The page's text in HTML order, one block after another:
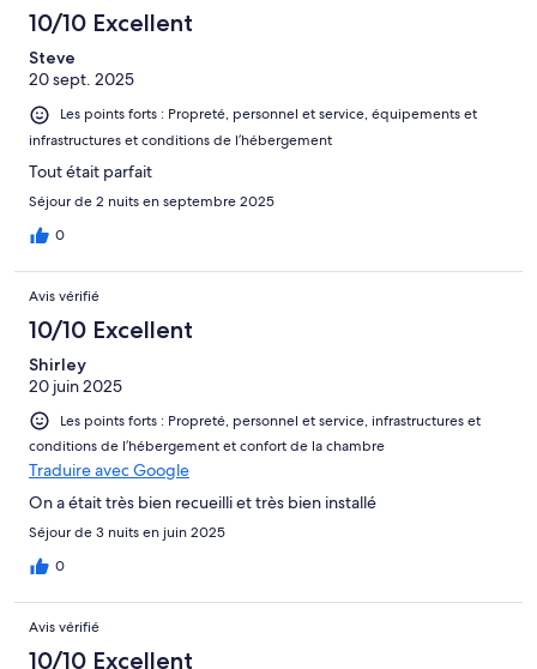
10/10 Excellent
Steve
20 sept. 2025
Les points forts : Propreté, personnel et service, équipements et
infrastructures et conditions de l’hébergement
Tout était parfait
Séjour de 2 nuits en septembre 2025
0
Avis vérifié
10/10 Excellent
Shirley
20 juin 2025
Les points forts : Propreté, personnel et service, infrastructures et
conditions de l’hébergement et confort de la chambre
Traduire avec Google
On a était très bien recueilli et très bien installé
Séjour de 3 nuits en juin 2025
0
Avis vérifié
10/10 Excellent